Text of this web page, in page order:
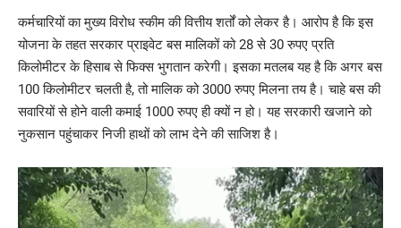
कर्मचारियों का मुख्य विरोध स्कीम की वित्तीय शर्तों को लेकर है। आरोप है कि इस
योजना के तहत सरकार प्राइवेट बस मालिकों को 28 से 30 रुपए प्रति
किलोमीटर के हिसाब से फिक्स भुगतान करेगी। इसका मतलब यह है कि अगर बस
100 किलोमीटर चलती है, तो मालिक को 3000 रुपए मिलना तय है। चाहे बस की
सवारियों से होने वाली कमाई 1000 रुपए ही क्यों न हो। यह सरकारी खजाने को
नुकसान पहुंचाकर निजी हाथों को लाभ देने की साजिश है।